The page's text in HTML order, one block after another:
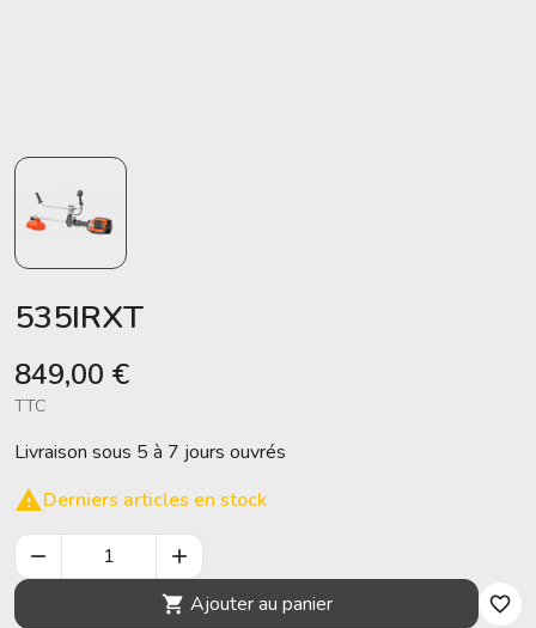
535IRXT
849,00 €
TTC
Livraison sous 5 à 7 jours ouvrés
Derniers articles en stock


 Ajouter au panier favorite_border